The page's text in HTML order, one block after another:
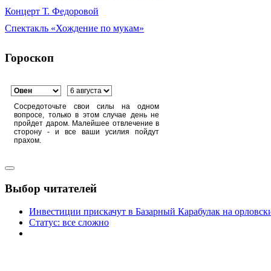
Концерт Т. Федоровой
Спектакль «Хождение по мукам»
Гороскоп
Сосредоточьте свои силы на одном
вопросе, только в этом случае день не
пройдет даром. Малейшее отвлечение в
сторону - и все ваши усилия пойдут
прахом.
Выбор читателей
Инвестиции прискачут в Базарный Карабулак на
Статус: все сложно